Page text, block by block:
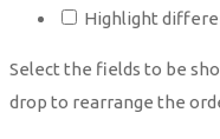
Highlight
Select the fields to be
drop to rearrange the